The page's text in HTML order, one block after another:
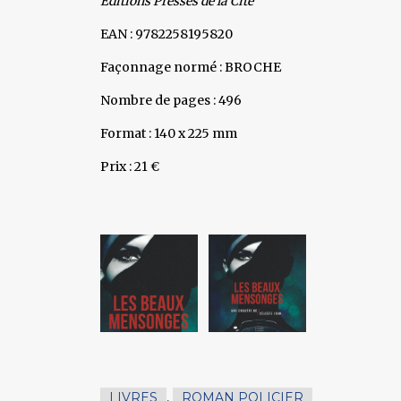
EAN : 9782258195820
Façonnage normé : BROCHE
Nombre de pages : 496
Format : 140 x 225 mm
Prix : 21 €
LIVRES , ROMAN POLICIER